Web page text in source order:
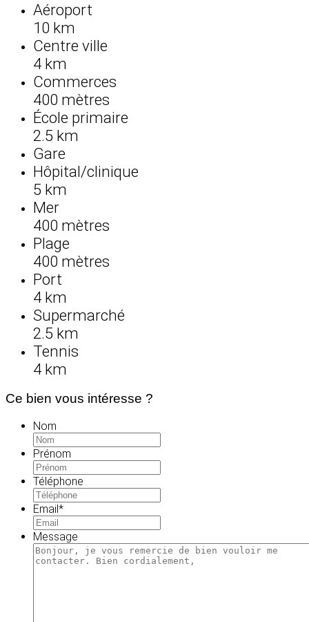
Aéroport
10 km
Centre ville
4 km
Commerces
400 mètres
École primaire
2.5 km
Gare
Hôpital/clinique
5 km
Mer
400 mètres
Plage
400 mètres
Port
4 km
Supermarché
2.5 km
Tennis
4 km
Ce bien vous intéresse ?
Nom
Prénom
Téléphone
Email*
Message